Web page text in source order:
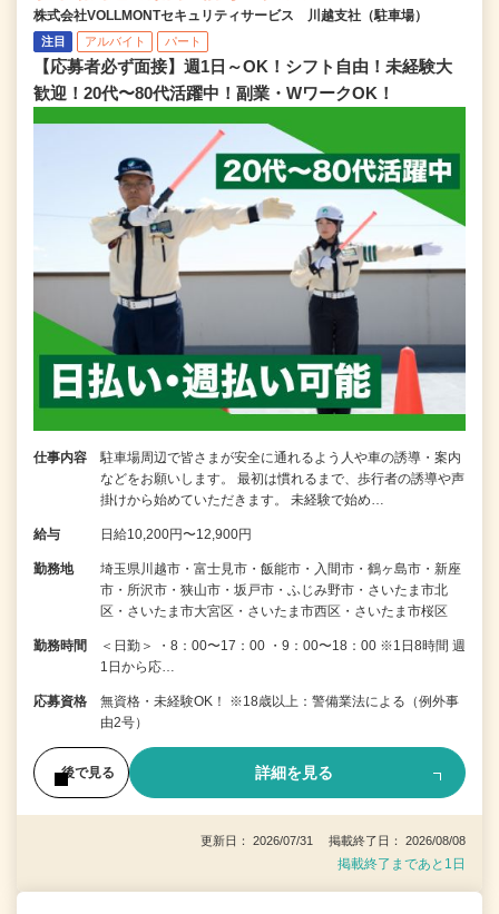
株式会社VOLLMONTセキュリティサービス 川越支社（駐車場）
注目 アルバイト パート
【応募者必ず面接】週1日～OK！シフト自由！未経験大
歓迎！20代〜80代活躍中！副業・WワークOK！
仕事内容
駐車場周辺で皆さまが安全に通れるよう人や車の誘導・案内
などをお願いします。 最初は慣れるまで、歩行者の誘導や声
掛けから始めていただきます。 未経験で始め…
給与 日給10,200円〜12,900円
勤務地
埼玉県川越市・富士見市・飯能市・入間市・鶴ヶ島市・新座
市・所沢市・狭山市・坂戸市・ふじみ野市・さいたま市北
区・さいたま市大宮区・さいたま市西区・さいたま市桜区
勤務時間
＜日勤＞ ・8：00〜17：00 ・9：00〜18：00 ※1日8時間 週
1日から応…
応募資格
無資格・未経験OK！ ※18歳以上：警備業法による（例外事
由2号）
後で見る 詳細を見る
更新日： 2026/07/31 掲載終了日： 2026/08/08
掲載終了まであと1日